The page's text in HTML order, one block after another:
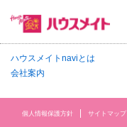
ハウスメイトnaviとは
会社案内
個人情報保護方針 サイトマップ